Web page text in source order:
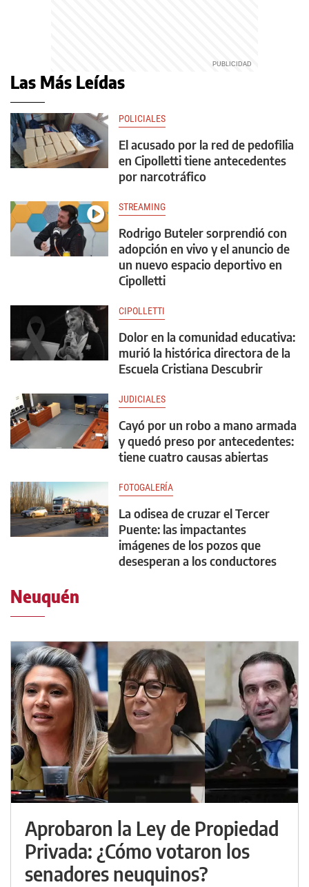
Las Más Leídas
POLICIALES
El acusado por la red de pedofilia
en Cipolletti tiene antecedentes
por narcotráfico
STREAMING
Rodrigo Buteler sorprendió con
adopción en vivo y el anuncio de
un nuevo espacio deportivo en
Cipolletti
CIPOLLETTI
Dolor en la comunidad educativa:
murió la histórica directora de la
Escuela Cristiana Descubrir
JUDICIALES
Cayó por un robo a mano armada
y quedó preso por antecedentes:
tiene cuatro causas abiertas
FOTOGALERÍA
La odisea de cruzar el Tercer
Puente: las impactantes
imágenes de los pozos que
desesperan a los conductores
Neuquén
Aprobaron la Ley de Propiedad
Privada: ¿Cómo votaron los
senadores neuquinos?